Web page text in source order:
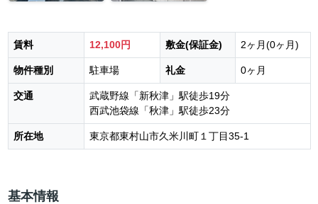
賃料 12,100円 敷金(保証金) 2ヶ月(0ヶ月)
物件種別 駐車場 礼金 0ヶ月
交通
武蔵野線「新秋津」駅徒歩19分
西武池袋線「秋津」駅徒歩23分
所在地 東京都東村山市久米川町１丁目35-1
基本情報